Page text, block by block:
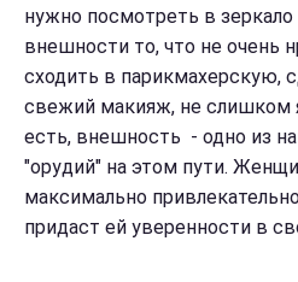
нужно посмотреть в
внешности то, что не очень
сходить в парикмахерскую,
свежий макияж, не слишком
есть, внешность - одно из
"орудий" на этом пути.
максимально
придаст ей уверенности в